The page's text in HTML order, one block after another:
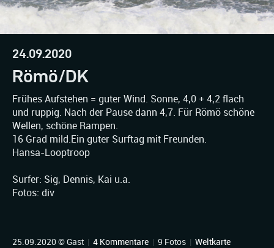
24.09.2020
Römö/DK
Frühes Aufstehen = guter Wind. Sonne, 4,0 + 4,2 flach
und ruppig. Nach der Pause dann 4,7. Für Römö schöne
Wellen, schöne Rampen.
16 Grad mild.Ein guter Surftag mit Freunden.
Hansa-Looptroop
Surfer: Sig, Dennis, Kai u.a.
Fotos: div
25.09.2020 © Gast | 4 Kommentare | 9 Fotos | Weltkarte